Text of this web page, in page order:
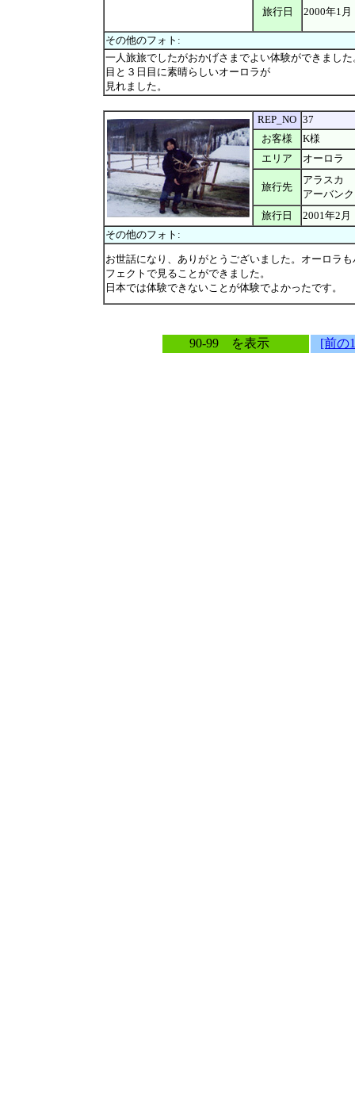
旅行日 2000年1月
その他のフォト:
一人旅旅でしたがおかげさまでよい体験ができました
目と３日目に素晴らしいオーロラが
見れました。
REP_NO 37
お客様
K様
エリア
オーロラ
旅行先
アラスカ
アーバン
旅行日
2001年2月
その他のフォト:
お世話になり、ありがとうございました。オーロラも
フェクトで見ることができました。
日本では体験できないことが体験でよかったです。
90-99 を表示 [前の